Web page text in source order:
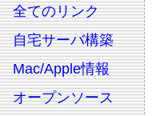
全てのリンク
自宅サーバ構築
Mac/Apple情報
オープンソース